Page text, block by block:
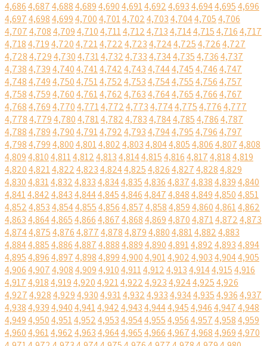
4,6864,6874,6884,6894,6904,6914,6924,6934,6944,6954,696
4,6974,6984,6994,7004,7014,7024,7034,7044,7054,706
4,7074,7084,7094,7104,7114,7124,7134,7144,7154,7164,717
4,7184,7194,7204,7214,7224,7234,7244,7254,7264,727
4,7284,7294,7304,7314,7324,7334,7344,7354,7364,737
4,7384,7394,7404,7414,7424,7434,7444,7454,7464,747
4,7484,7494,7504,7514,7524,7534,7544,7554,7564,757
4,7584,7594,7604,7614,7624,7634,7644,7654,7664,767
4,7684,7694,7704,7714,7724,7734,7744,7754,7764,777
4,7784,7794,7804,7814,7824,7834,7844,7854,7864,787
4,7884,7894,7904,7914,7924,7934,7944,7954,7964,797
4,7984,7994,8004,8014,8024,8034,8044,8054,8064,8074,808
4,8094,8104,8114,8124,8134,8144,8154,8164,8174,8184,819
4,8204,8214,8224,8234,8244,8254,8264,8274,8284,829
4,8304,8314,8324,8334,8344,8354,8364,8374,8384,8394,840
4,8414,8424,8434,8444,8454,8464,8474,8484,8494,8504,851
4,8524,8534,8544,8554,8564,8574,8584,8594,8604,8614,862
4,8634,8644,8654,8664,8674,8684,8694,8704,8714,8724,873
4,8744,8754,8764,8774,8784,8794,8804,8814,8824,883
4,8844,8854,8864,8874,8884,8894,8904,8914,8924,8934,894
4,8954,8964,8974,8984,8994,9004,9014,9024,9034,9044,905
4,9064,9074,9084,9094,9104,9114,9124,9134,9144,9154,916
4,9174,9184,9194,9204,9214,9224,9234,9244,9254,926
4,9274,9284,9294,9304,9314,9324,9334,9344,9354,9364,937
4,9384,9394,9404,9414,9424,9434,9444,9454,9464,9474,948
4,9494,9504,9514,9524,9534,9544,9554,9564,9574,9584,959
4,9604,9614,9624,9634,9644,9654,9664,9674,9684,9694,970